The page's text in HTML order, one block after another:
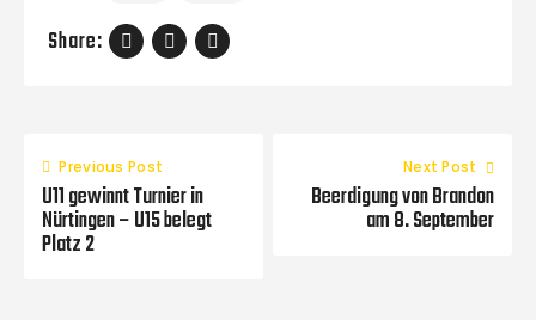
Share:
Previous Post
U11 gewinnt Turnier in
Nürtingen – U15 belegt
Platz 2
Next Post
Beerdigung von Brandon
am 8. September